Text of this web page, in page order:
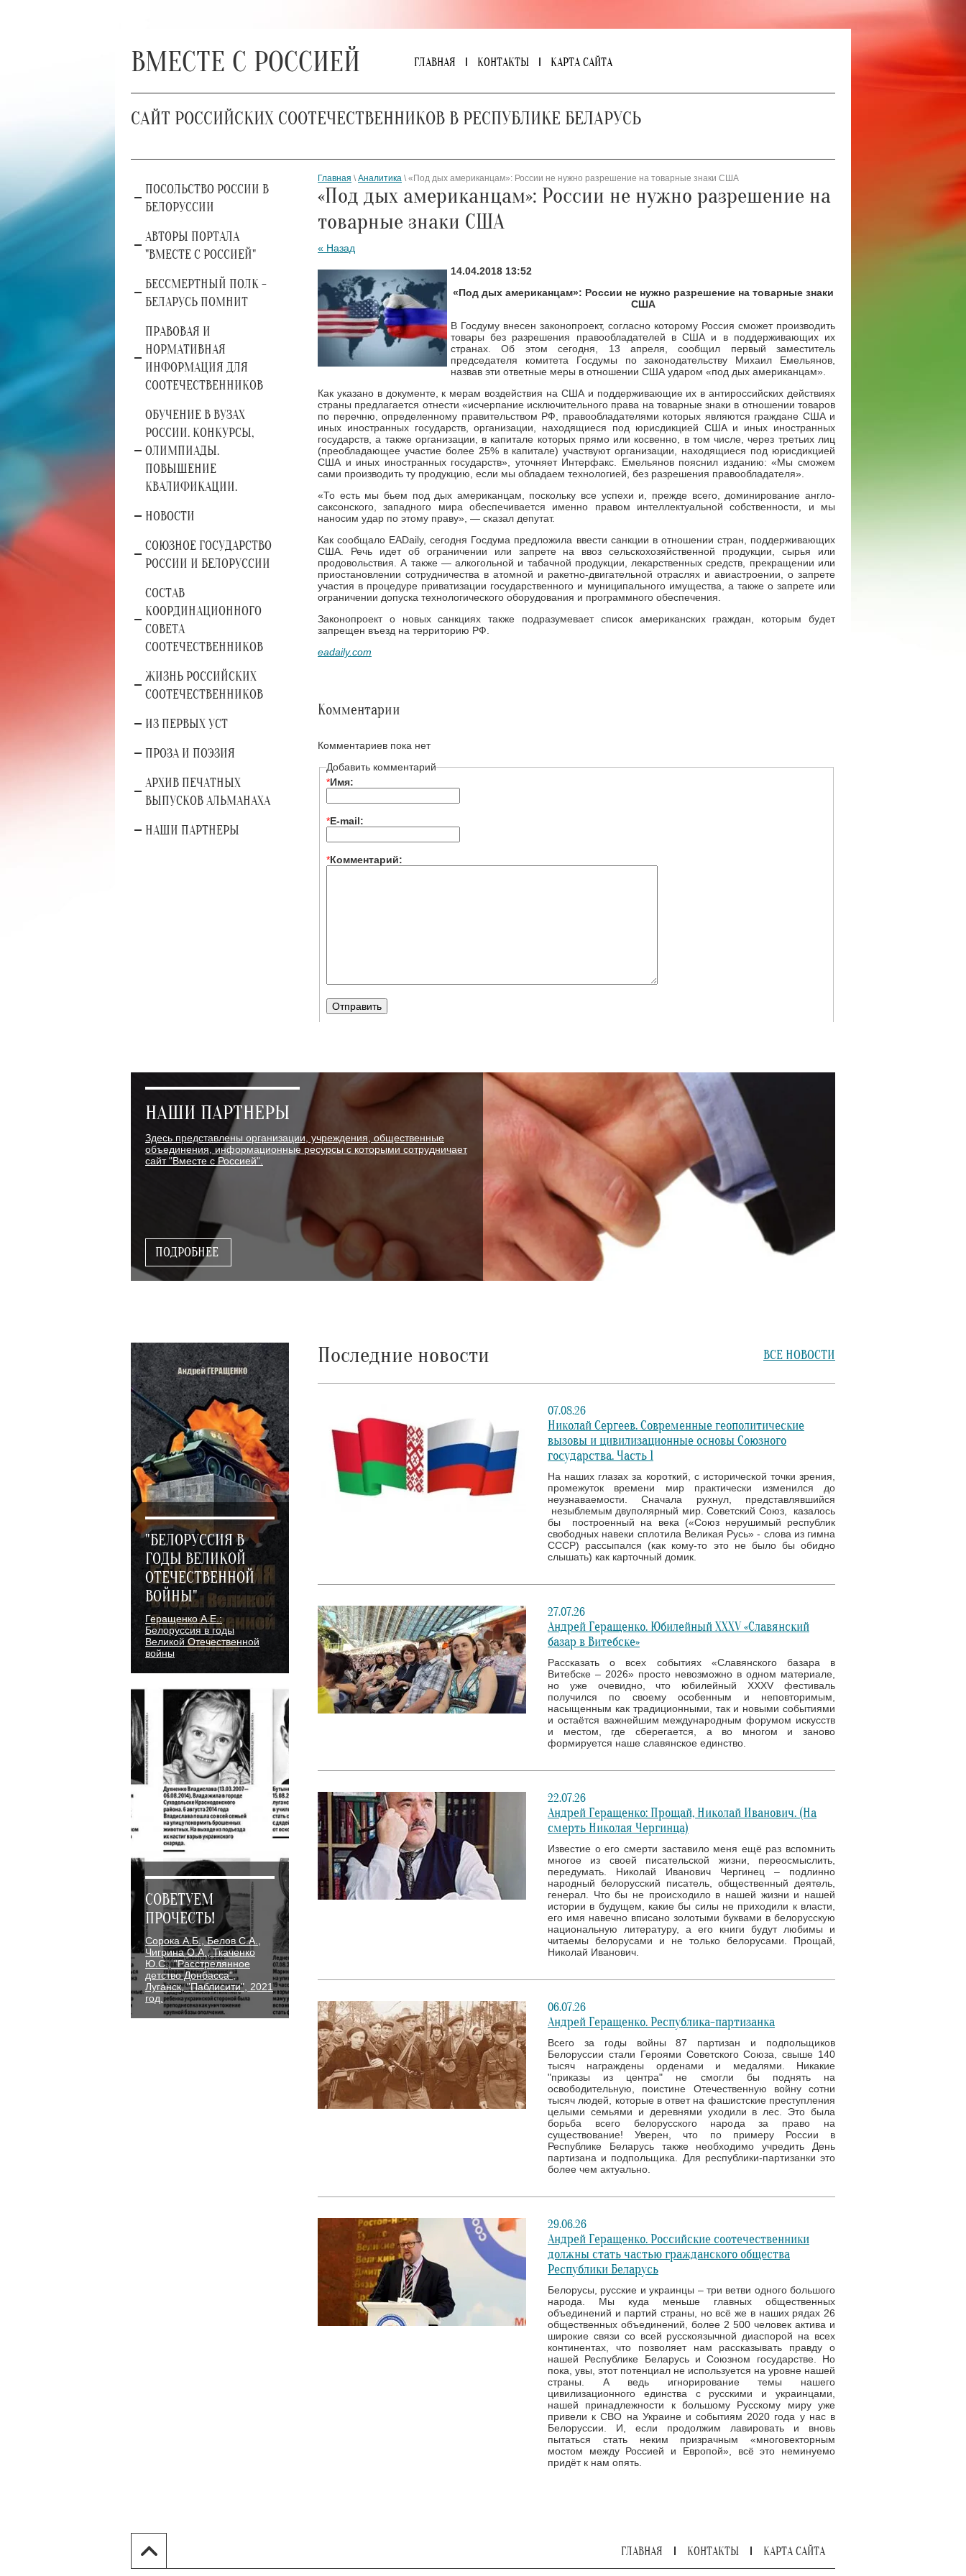
ВМЕСТЕ С РОССИЕЙ ГЛАВНАЯ КОНТАКТЫ КАРТА САЙТА
САЙТ РОССИЙСКИХ СООТЕЧЕСТВЕННИКОВ В РЕСПУБЛИКЕ БЕЛАРУСЬ
ПОСОЛЬСТВО РОССИИ В
БЕЛОРУССИИ
АВТОРЫ ПОРТАЛА
"ВМЕСТЕ С РОССИЕЙ"
БЕССМЕРТНЫЙ ПОЛК -
БЕЛАРУСЬ ПОМНИТ
ПРАВОВАЯ И
НОРМАТИВНАЯ
ИНФОРМАЦИЯ ДЛЯ
СООТЕЧЕСТВЕННИКОВ
ОБУЧЕНИЕ В ВУЗАХ
РОССИИ. КОНКУРСЫ,
ОЛИМПИАДЫ.
ПОВЫШЕНИЕ
КВАЛИФИКАЦИИ.
НОВОСТИ
СОЮЗНОЕ ГОСУДАРСТВО
РОССИИ И БЕЛОРУССИИ
СОСТАВ
КООРДИНАЦИОННОГО
СОВЕТА
СООТЕЧЕСТВЕННИКОВ
ЖИЗНЬ РОССИЙСКИХ
СООТЕЧЕСТВЕННИКОВ
ИЗ ПЕРВЫХ УСТ
ПРОЗА И ПОЭЗИЯ
АРХИВ ПЕЧАТНЫХ
ВЫПУСКОВ АЛЬМАНАХА
НАШИ ПАРТНЕРЫ
Главная \Аналитика \ «Под дых американцам»: России не нужно разрешение на товарные знаки США
«Под дых американцам»: России не нужно разрешение на
товарные знаки США
« Назад
14.04.2018 13:52
«Под дых американцам»: России не нужно разрешение на товарные знаки
США
В Госдуму внесен законопроект, согласно которому Россия сможет производить
товары без разрешения правообладателей в США и в поддерживающих их
странах. Об этом сегодня, 13 апреля, сообщил первый заместитель
председателя комитета Госдумы по законодательству Михаил Емельянов,
назвав эти ответные меры в отношении США ударом «под дых американцам».
Как указано в документе, к мерам воздействия на США и поддерживающие их в антироссийских действиях
страны предлагается отнести «исчерпание исключительного права на товарные знаки в отношении товаров
по перечню, определенному правительством РФ, правообладателями которых являются граждане США и
иных иностранных государств, организации, находящиеся под юрисдикцией США и иных иностранных
государств, а также организации, в капитале которых прямо или косвенно, в том числе, через третьих лиц
(преобладающее участие более 25% в капитале) участвуют организации, находящиеся под юрисдикцией
США и иных иностранных государств», уточняет Интерфакс. Емельянов пояснил изданию: «Мы сможем
сами производить ту продукцию, если мы обладаем технологией, без разрешения правообладателя».
«То есть мы бьем под дых американцам, поскольку все успехи и, прежде всего, доминирование англо-
саксонского, западного мира обеспечивается именно правом интеллектуальной собственности, и мы
наносим удар по этому праву», — сказал депутат.
Как сообщало EADaily, сегодня Госдума предложила ввести санкции в отношении стран, поддерживающих
США. Речь идет об ограничении или запрете на ввоз сельскохозяйственной продукции, сырья или
продовольствия. А также — алкогольной и табачной продукции, лекарственных средств, прекращении или
приостановлении сотрудничества в атомной и ракетно-двигательной отраслях и авиастроении, о запрете
участия в процедуре приватизации государственного и муниципального имущества, а также о запрете или
ограничении допуска технологического оборудования и программного обеспечения.
Законопроект о новых санкциях также подразумевает список американских граждан, которым будет
запрещен въезд на территорию РФ.
eadaily.com
Комментарии
Комментариев пока нет
Добавить комментарий
*Имя:
*E-mail:
*Комментарий:
НАШИ ПАРТНЕРЫ
Здесь представлены организации, учреждения, общественные
объединения, информационные ресурсы с которыми сотрудничает
сайт "Вместе с Россией".
ПОДРОБНЕЕ
"БЕЛОРУССИЯ В
ГОДЫ ВЕЛИКОЙ
ОТЕЧЕСТВЕННОЙ
ВОЙНЫ"
Геращенко А.Е.:
Белоруссия в годы
Великой Отечественной
войны
СОВЕТУЕМ
ПРОЧЕСТЬ!
Сорока А.Б., Белов С.А.,
Чигрина О.А., Ткаченко
Ю.С., "Расстрелянное
детство Донбасса",
Луганск, "Паблисити", 2021
год.
Последние новости ВСЕ НОВОСТИ
07.08.26
Николай Сергеев. Современные геополитические
вызовы и цивилизационные основы Союзного
государства. Часть 1
На наших глазах за короткий, с исторической точки зрения,
промежуток времени мир практически изменился до
неузнаваемости. Сначала рухнул, представлявшийся
незыблемым двуполярный мир. Советский Союз, казалось
бы построенный на века («Союз нерушимый республик
свободных навеки сплотила Великая Русь» - слова из гимна
СССР) рассыпался (как кому-то это не было бы обидно
слышать) как карточный домик.
27.07.26
Андрей Геращенко. Юбилейный XXXV «Славянский
базар в Витебске»
Рассказать о всех событиях «Славянского базара в
Витебске – 2026» просто невозможно в одном материале,
но уже очевидно, что юбилейный XXXV фестиваль
получился по своему особенным и неповторимым,
насыщенным как традиционными, так и новыми событиями
и остаётся важнейшим международным форумом искусств
и местом, где сберегается, а во многом и заново
формируется наше славянское единство.
22.07.26
Андрей Геращенко: Прощай, Николай Иванович. (На
смерть Николая Чергинца)
Известие о его смерти заставило меня ещё раз вспомнить
многое из своей писательской жизни, переосмыслить,
передумать. Николай Иванович Чергинец – подлинно
народный белорусский писатель, общественный деятель,
генерал. Что бы не происходило в нашей жизни и нашей
истории в будущем, какие бы силы не приходили к власти,
его имя навечно вписано золотыми буквами в белорусскую
национальную литературу, а его книги будут любимы и
читаемы белорусами и не только белорусами. Прощай,
Николай Иванович.
06.07.26
Андрей Геращенко. Республика-партизанка
Всего за годы войны 87 партизан и подпольщиков
Белоруссии стали Героями Советского Союза, свыше 140
тысяч награждены орденами и медалями. Никакие
"приказы из центра" не смогли бы поднять на
освободительную, поистине Отечественную войну сотни
тысяч людей, которые в ответ на фашистские преступления
целыми семьями и деревнями уходили в лес. Это была
борьба всего белорусского народа за право на
существование! Уверен, что по примеру России в
Республике Беларусь также необходимо учредить День
партизана и подпольщика. Для республики-партизанки это
более чем актуально.
29.06.26
Андрей Геращенко. Российские соотечественники
должны стать частью гражданского общества
Республики Беларусь
Белорусы, русские и украинцы – три ветви одного большого
народа. Мы куда меньше главных общественных
объединений и партий страны, но всё же в наших рядах 26
общественных объединений, более 2 500 человек актива и
широкие связи со всей русскоязычной диаспорой на всех
континентах, что позволяет нам рассказывать правду о
нашей Республике Беларусь и Союзном государстве. Но
пока, увы, этот потенциал не используется на уровне нашей
страны. А ведь игнорирование темы нашего
цивилизационного единства с русскими и украинцами,
нашей принадлежности к большому Русскому миру уже
привели к СВО на Украине и событиям 2020 года у нас в
Белоруссии. И, если продолжим лавировать и вновь
пытаться стать неким призрачным «многовекторным
мостом между Россией и Европой», всё это неминуемо
придёт к нам опять.
ГЛАВНАЯ КОНТАКТЫ КАРТА САЙТА